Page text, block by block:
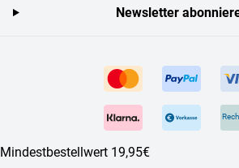
Mindestbestellwert 19,95€
Newsletter